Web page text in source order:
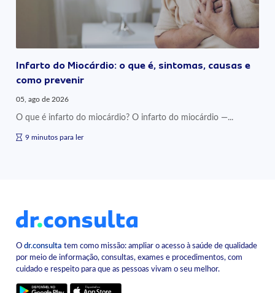
Infarto do Miocárdio: o que é, sintomas, causas e
como prevenir
05, ago de 2026
O que é infarto do miocárdio? O infarto do miocárdio —...
9 minutos para ler
Odr.consulta tem como missão: ampliar o acesso à saúde de qualidade
por meio de informação, consultas, exames e procedimentos, com
cuidado e respeito para que as pessoas vivam o seu melhor.